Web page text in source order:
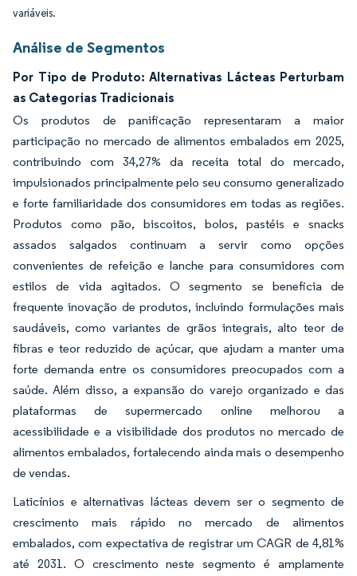
variáveis.
Análise de Segmentos
Por Tipo de Produto: Alternativas Lácteas Perturbam
as Categorias Tradicionais
Os produtos de panificação representaram a maior
participação no mercado de alimentos embalados em 2025,
contribuindo com 34,27% da receita total do mercado,
impulsionados principalmente pelo seu consumo generalizado
e forte familiaridade dos consumidores em todas as regiões.
Produtos como pão, biscoitos, bolos, pastéis e snacks
assados salgados continuam a servir como opções
convenientes de refeição e lanche para consumidores com
estilos de vida agitados. O segmento se beneficia de
frequente inovação de produtos, incluindo formulações mais
saudáveis, como variantes de grãos integrais, alto teor de
fibras e teor reduzido de açúcar, que ajudam a manter uma
forte demanda entre os consumidores preocupados com a
saúde. Além disso, a expansão do varejo organizado e das
plataformas de supermercado online melhorou a
acessibilidade e a visibilidade dos produtos no mercado de
alimentos embalados, fortalecendo ainda mais o desempenho
de vendas.
Laticínios e alternativas lácteas devem ser o segmento de
crescimento mais rápido no mercado de alimentos
embalados, com expectativa de registrar um CAGR de 4,81%
até 2031. O crescimento neste segmento é amplamente